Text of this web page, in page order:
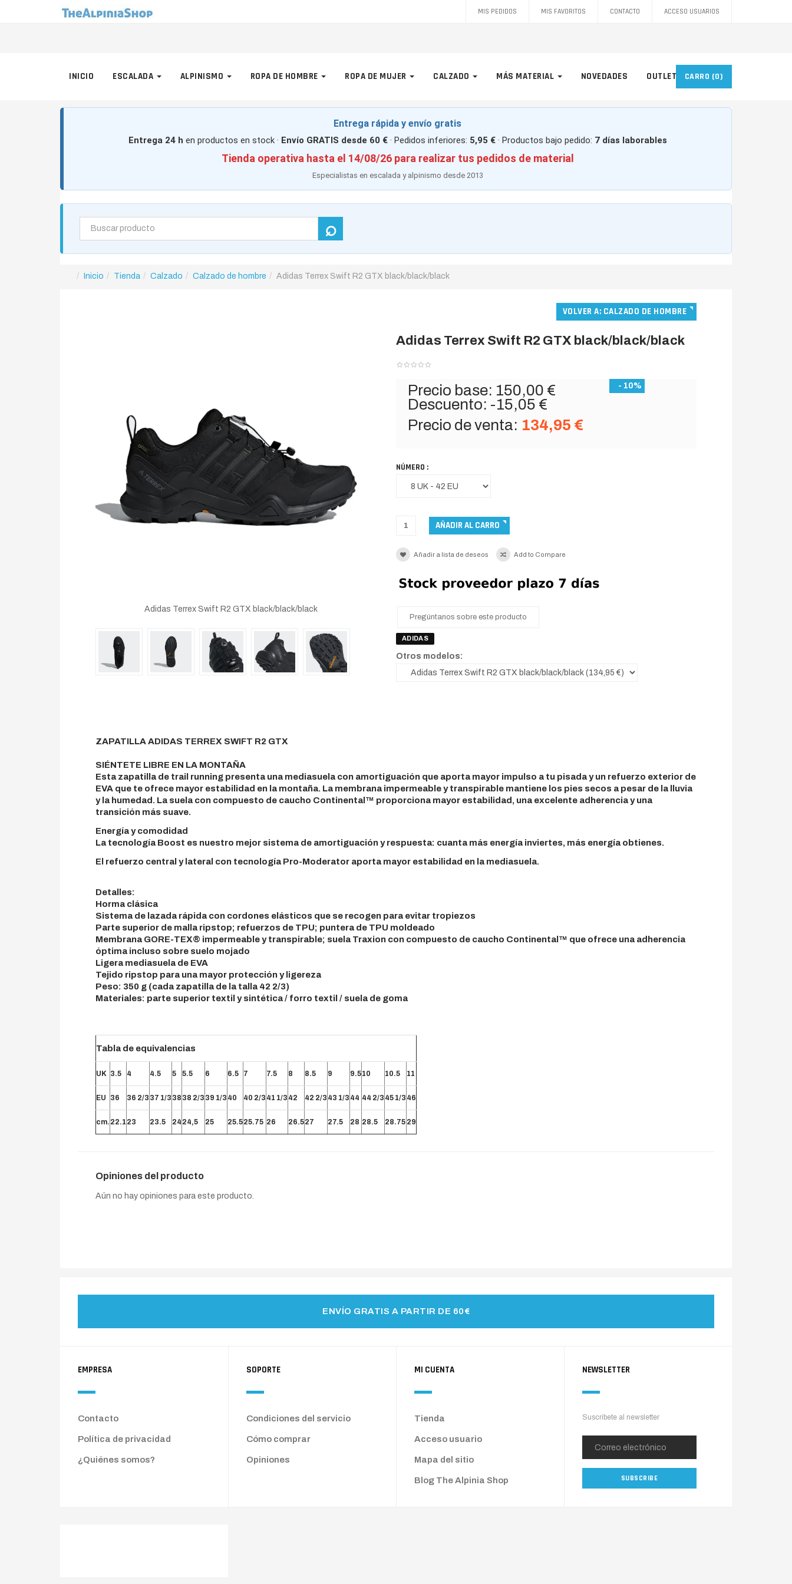
MIS PEDIDOS MIS FAVORITOS CONTACTO ACCESO USUARIOS
INICIO ESCALADA ALPINISMO ROPA DE HOMBRE ROPA DE MUJER CALZADO MÁS MATERIAL NOVEDADES OUTLET CARRO (0)
Entrega rápida y envío gratis
Entrega 24 h en productos en stock · Envío GRATIS desde 60 €· Pedidos inferiores: 5,95 €· Productos bajo pedido: 7 días laborables
Tienda operativa hasta el 14/08/26 para realizar tus pedidos de material
Especialistas en escalada y alpinismo desde 2013
Inicio Tienda Calzado Calzado de hombre Adidas Terrex Swift R2 GTX black/black/black
VOLVER A: CALZADO DE HOMBRE
Adidas Terrex Swift R2 GTX black/black/black
Adidas Terrex Swift R2 GTX black/black/black
- 10%
Precio base: 150,00 €
Descuento: -15,05 €
Precio de venta: 134,95 €
NÚMERO :
Añadir a lista de deseos Add to Compare
Pregúntanos sobre este producto
ADIDAS
Otros modelos:
ZAPATILLA ADIDAS TERREX SWIFT R2 GTX
SIÉNTETE LIBRE EN LA MONTAÑA
Esta zapatilla de trail running presenta una mediasuela con amortiguación que aporta mayor impulso a tu pisada y un refuerzo exterior de
EVA que te ofrece mayor estabilidad en la montaña. La membrana impermeable y transpirable mantiene los pies secos a pesar de la lluvia
y la humedad. La suela con compuesto de caucho Continental™ proporciona mayor estabilidad, una excelente adherencia y una
transición más suave.
Energía y comodidad
La tecnología Boost es nuestro mejor sistema de amortiguación y respuesta: cuanta más energía inviertes, más energía obtienes.
El refuerzo central y lateral con tecnología Pro-Moderator aporta mayor estabilidad en la mediasuela.
Detalles:
Horma clásica
Sistema de lazada rápida con cordones elásticos que se recogen para evitar tropiezos
Parte superior de malla ripstop; refuerzos de TPU; puntera de TPU moldeado
Membrana GORE-TEX® impermeable y transpirable; suela Traxion con compuesto de caucho Continental™ que ofrece una adherencia
óptima incluso sobre suelo mojado
Ligera mediasuela de EVA
Tejido ripstop para una mayor protección y ligereza
Peso: 350 g (cada zapatilla de la talla 42 2/3)
Materiales: parte superior textil y sintética / forro textil / suela de goma
Tabla de equivalencias
UK 3.5 4 4.5 5 5.5 6 6.5 7 7.5 8 8.5 9 9.510 10.5 11
EU 36 36 2/3 37 1/3 38 38 2/3 39 1/3 40 40 2/3 41 1/3 42 42 2/3 43 1/3 44 44 2/3 45 1/3 46
cm. 22.1 23 23.5 24 24,5 25 25.525.75 26 26.527 27.5 28 28.5 28.75 29
Opiniones del producto
Aún no hay opiniones para este producto.
ENVÍO GRATIS A PARTIR DE 60€
EMPRESA
Contacto
Política de privacidad
¿Quiénes somos?
SOPORTE
Condiciones del servicio
Cómo comprar
Opiniones
MI CUENTA
Tienda
Acceso usuario
Mapa del sitio
Blog The Alpinia Shop
NEWSLETTER
Suscríbete al newsletter